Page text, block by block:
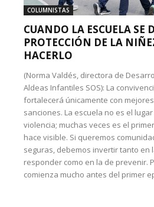
COLUMNISTAS
CUANDO LA ESCUELA SE
PROTECCIÓN DE LA
HACERLO
(Norma Valdés, directora de
Aldeas Infantiles SOS): La
fortalecerá únicamente con
sanciones. La escuela no es el
violencia; muchas veces es el
hace visible. Si queremos
seguras, debemos invertir tanto en
responder como en la de prevenir.
comienza mucho antes del primer